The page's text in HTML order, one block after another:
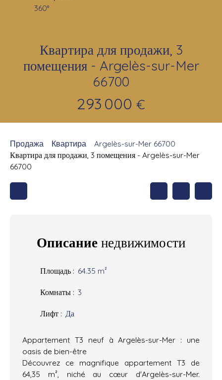
360°
Квартира для продажи, 3
помещения - Argelès-sur-Mer
66700
293 000 €
Продажа Квартира
Argelès-sur-Mer 66700
Квартира для продажи, 3 помещения - Argelès-sur-Mer
66700
Описание недвижимости
Площадь : 64.35 m²
Комнаты : 3
Лифт : Да
Appartement T3 neuf à Argelès-sur-Mer : une
oasis de bien-être
Découvrez ce magnifique appartement T3 de
64,35 m², niché au cœur d'Argelès-sur-Mer.